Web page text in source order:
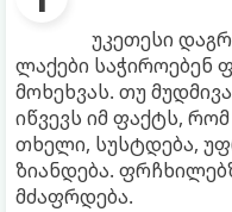
უკეთესი
ლაქები საჭიროებენ
მოხეხვას. თუ
იწვევს იმ ფაქტს,
თხელი, სუსტდება,
ზიანდება.
მძაფრდება.